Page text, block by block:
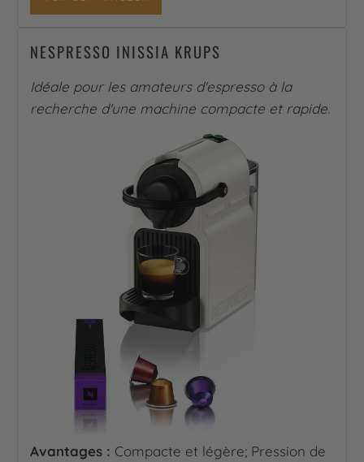
NESPRESSO INISSIA KRUPS
Idéale pour les amateurs d'espresso à la
recherche d'une machine compacte et rapide.
Avantages : Compacte et légère; Pression de